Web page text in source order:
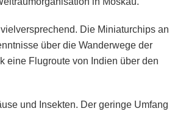
Die Miniaturchips an
über die Wanderwege der
eine Flugroute von Indien über den
und Insekten. Der geringe Umfang